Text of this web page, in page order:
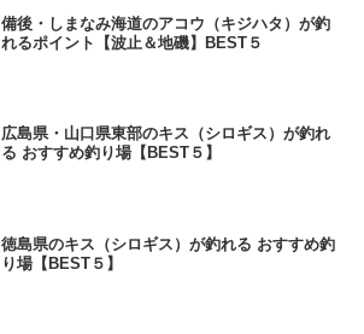
備後・しまなみ海道のアコウ（キジハタ）が釣
れるポイント【波止＆地磯】BEST５
広島県・山口県東部のキス（シロギス）が釣れ
る おすすめ釣り場【BEST５】
徳島県のキス（シロギス）が釣れる おすすめ釣
り場【BEST５】